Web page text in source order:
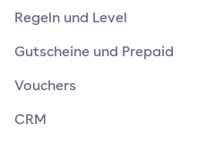
Regeln und Level
Gutscheine und Prepaid
Vouchers
CRM